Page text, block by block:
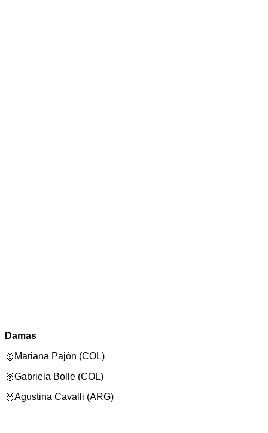
Damas
🥇Mariana Pajón (COL)
🥈Gabriela Bolle (COL)
🥉Agustina Cavalli (ARG)